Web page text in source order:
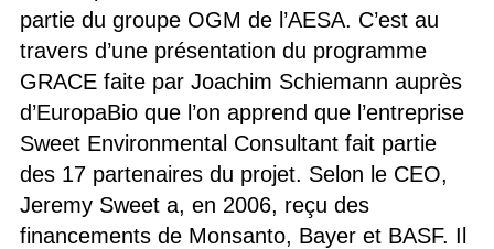
partie du groupe OGM de l’AESA. C’est au
travers d’une présentation du programme
GRACE faite par Joachim Schiemann auprès
d’EuropaBio que l’on apprend que l’entreprise
Sweet Environmental Consultant fait partie
des 17 partenaires du projet. Selon le CEO,
Jeremy Sweet a, en 2006, reçu des
financements de Monsanto, Bayer et BASF. Il